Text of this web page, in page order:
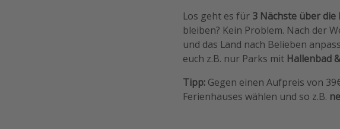
Los geht es für 3 Nächste über
bleiben? Kein Problem. Nach der
und das Land nach Belieben
euch z.B. nur Parks mit Hallenbad
Tipp: Gegen einen Aufpreis von
Ferienhauses wählen und so z.B.